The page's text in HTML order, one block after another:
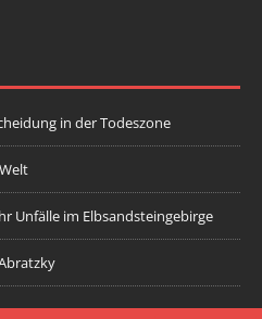
in der Todeszone
Unfälle im Elbsandsteingebirge